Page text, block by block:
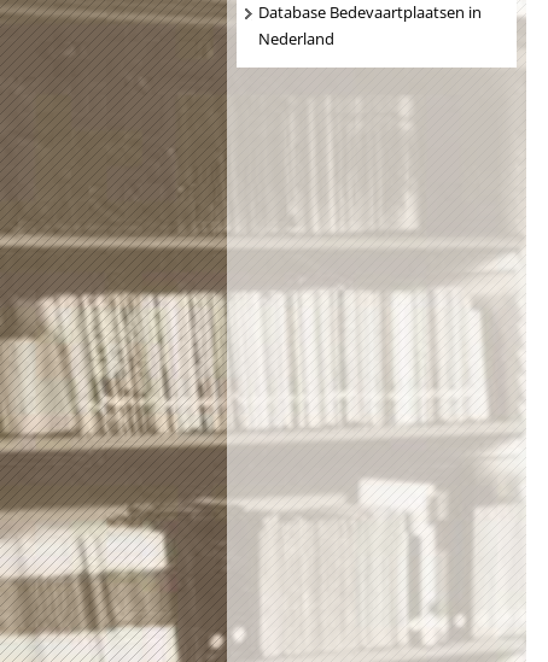
Database Bedevaartplaatsen in
Nederland